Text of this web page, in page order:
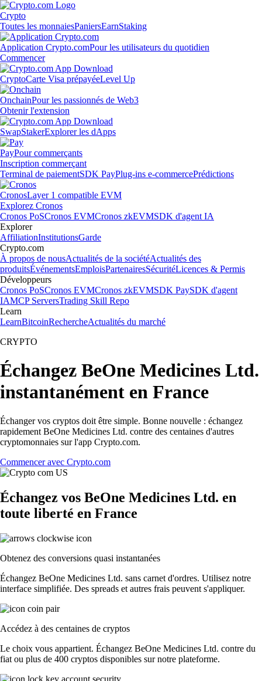
Crypto
Toutes les monnaiesPaniersEarnStaking
Application Crypto.comPour les utilisateurs du quotidien
Commencer
CryptoCarte Visa prépayéeLevel Up
OnchainPour les passionnés de Web3
Obtenir l'extension
SwapStakerExplorer les dApps
PayPour commerçants
Inscription commerçant
Terminal de paiementSDK PayPlug-ins e-commercePrédictions
CronosLayer 1 compatible EVM
Explorez Cronos
Cronos PoSCronos EVMCronos zkEVMSDK d'agent IA
Explorer
AffiliationInstitutionsGarde
Crypto.com
À propos de nousActualités de la sociétéActualités des
produitsÉvénementsEmploisPartenairesSécuritéLicences & Permis
Développeurs
Cronos PoSCronos EVMCronos zkEVMSDK PaySDK d'agent
IAMCP ServersTrading Skill Repo
Learn
LearnBitcoinRechercheActualités du marché
CRYPTO
Échangez BeOne Medicines Ltd.
instantanément en France
Échanger vos cryptos doit être simple. Bonne nouvelle : échangez
rapidement BeOne Medicines Ltd. contre des centaines d'autres
cryptomonnaies sur l'app Crypto.com.
Commencer avec Crypto.com
Échangez vos BeOne Medicines Ltd. en
toute liberté en France
Obtenez des conversions quasi instantanées
Échangez BeOne Medicines Ltd. sans carnet d'ordres. Utilisez notre
interface simplifiée. Des spreads et autres frais peuvent s'appliquer.
Accédez à des centaines de cryptos
Le choix vous appartient. Échangez BeOne Medicines Ltd. contre du
fiat ou plus de 400 cryptos disponibles sur notre plateforme.